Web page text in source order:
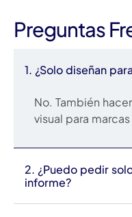
Preguntas
1. ¿Solo diseñan
No. También
visual para
2. ¿Puedo pedir
informe?